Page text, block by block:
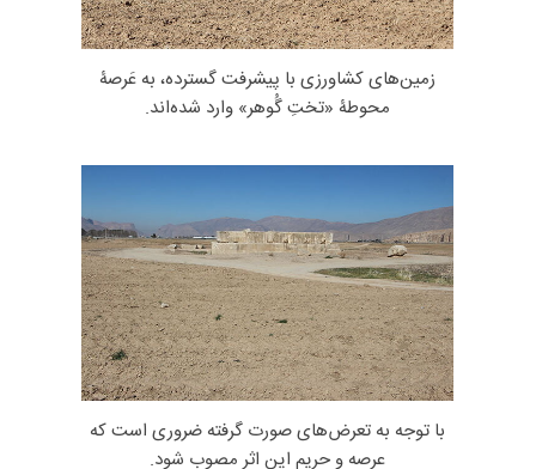
زمین‌های کشاورزی با پیشرفت گسترده، به عَرصۀ
محوطۀ «تختِ گُوهر» وارد شده‌اند.
با توجه به تعرض‌های صورت گرفته ضروری است که
عرصه و حریم این اثر مصوب شود.